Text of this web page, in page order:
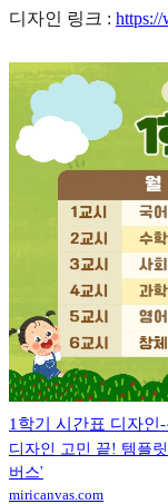
디자인 링크 :
1학기 시간표 디자인
디자인 고민 끝! 템플
버스'
miricanvas.com